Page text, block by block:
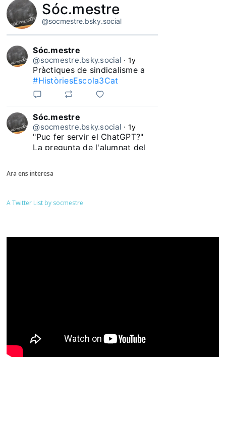
Sóc.mestre
@socmestre.bsky.social
Sóc.mestre
@socmestre.bsky.social ⋅ 1y
#HistòriesEscola3Cat
Sóc.mestre
@socmestre.bsky.social ⋅ 1y
"Puc fer servir el ChatGPT?"
La pregunta de l'alumnat del
#HistòriesEscola3Cat
Sóc.mestre
pronunciat durant aquest curs
0 valentia 0 responsabilitat 1 a
#HistòriesEscola3Cat
Ara ens interesa
A Twitter List by socmestre